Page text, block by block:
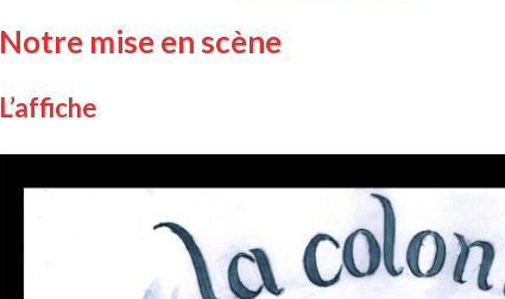
Notre mise en scène
L’affiche